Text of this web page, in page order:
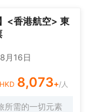
驗。24小時開放的
個魅力之都。
住需求的同時又能
己的客房內放鬆，
br>酒店提供的體育
驗。24小時開放的
個魅力之都。
<香港航空> 東
月16日
HKD 8,073+/人
所需的一切元素